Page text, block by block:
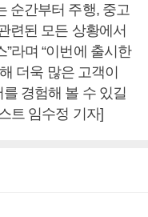
순간부터 주행, 중고
련된 모든 상황에서
라며 “이번에 출시한
더욱 많은 고객이
경험해 볼 수 있길
트 임수정 기자]